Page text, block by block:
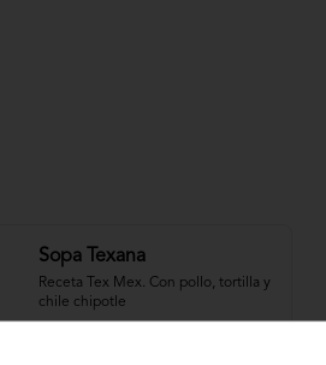
Sopa Texana
Receta Tex Mex. Con pollo, tortilla y
chile chipotle